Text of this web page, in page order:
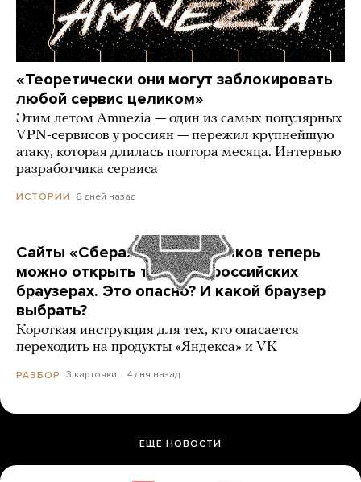
«Теоретически они могут заблокировать
любой сервис целиком»
Этим летом Amnezia — один из самых популярных
VPN-сервисов у россиян — пережил крупнейшую
атаку, которая длилась полтора месяца. Интервью
разработчика сервиса
ИСТОРИИ 6 дней назад
Сайты «Сбера» и других банков теперь
можно открыть только в российских
браузерах. Это опасно? И какой браузер
выбрать?
Короткая инструкция для тех, кто опасается
переходить на продукты «Яндекса» и VK
РАЗБОР 3 карточки 4 дня назад
ЕЩЕ НОВОСТИ